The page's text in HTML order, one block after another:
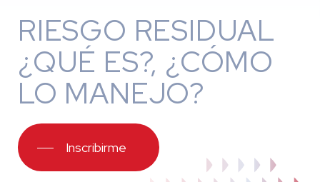
RIESGO RESIDUAL
¿QUÉ ES?, ¿CÓMO
LO MANEJO?
Inscribirme